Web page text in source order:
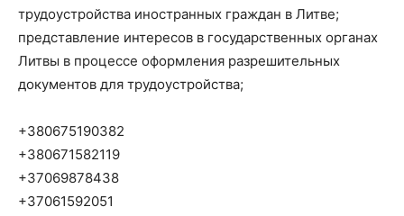
трудоустройства иностранных граждан в Литве;
представление интересов в государственных органах
Литвы в процессе оформления разрешительных
документов для трудоустройства;
+380675190382
+380671582119
+37069878438
+37061592051